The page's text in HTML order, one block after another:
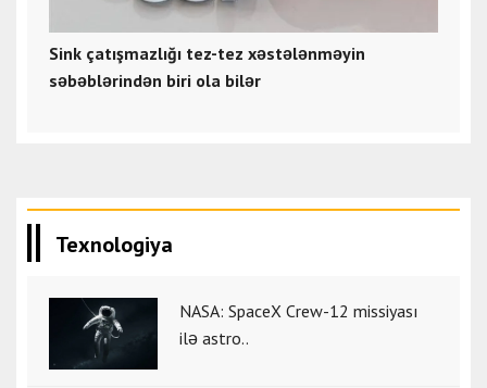
Sink çatışmazlığı tez-tez xəstələnməyin
səbəblərindən biri ola bilər
Texnologiya
NASA: SpaceX Crew-12 missiyası
ilə astro..